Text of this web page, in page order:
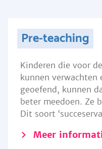
Pre-teaching
Kinderen die voor
kunnen verwachten
geoefend, kunnen
beter meedoen. Ze
Dit soort
Meer